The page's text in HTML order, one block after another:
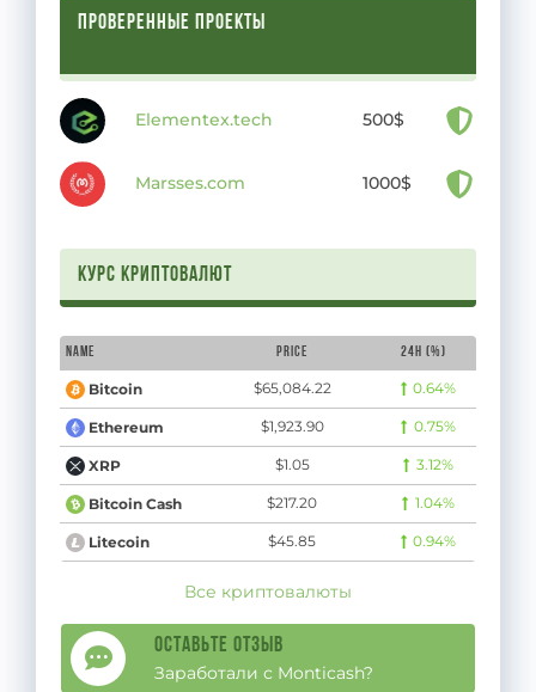
ПРОВЕРЕННЫЕ ПРОЕКТЫ
Elementex.tech 500$
Marsses.com 1000$
Курс криптовалют
Name Price 24H (%)
Bitcoin $65,084.22 0.64%
Ethereum $1,923.90 0.75%
XRP $1.05 3.12%
Bitcoin Cash $217.20 1.04%
Litecoin $45.85 0.94%
Все криптовалюты
Оставьте отзыв
Заработали с Monticash?